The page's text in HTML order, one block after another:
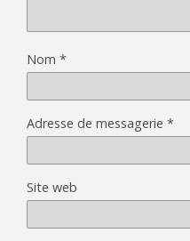
Nom *
Adresse de messagerie *
Site web